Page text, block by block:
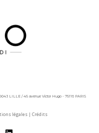
LILLE / 45 avenue Victor Hugo - 75116 PARIS
légales | Crédits